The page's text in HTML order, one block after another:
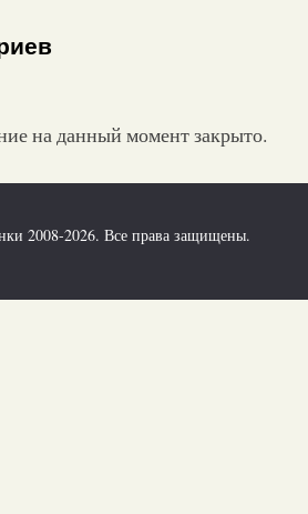
на данный момент закрыто.
2008-2026. Все права защищены.